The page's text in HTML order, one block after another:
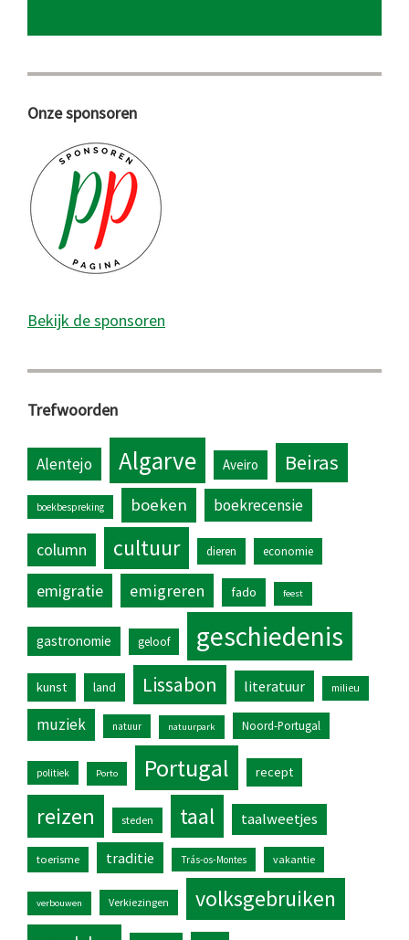
Onze sponsoren
Bekijk de sponsoren
Trefwoorden
Alentejo Algarve Aveiro Beiras
boekbespreking boeken boekrecensie
column cultuur dieren economie
emigratie emigreren fado feest
gastronomie geloof geschiedenis
kunst land Lissabon literatuur milieu
muziek natuur natuurpark Noord-Portugal
politiek Porto Portugal recept
reizen steden taal taalweetjes
toerisme traditie Trás-os-Montes vakantie
verbouwen Verkiezingen volksgebruiken